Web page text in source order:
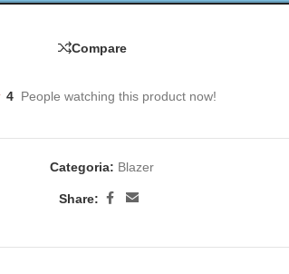
Compare
4 People watching this product now!
Categoria: Blazer
Share: